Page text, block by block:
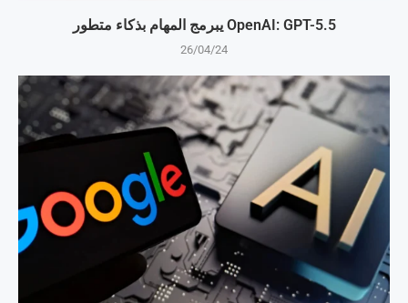
OpenAI: GPT-5.5 يبرمج المهام بذكاء متطور
26/04/24